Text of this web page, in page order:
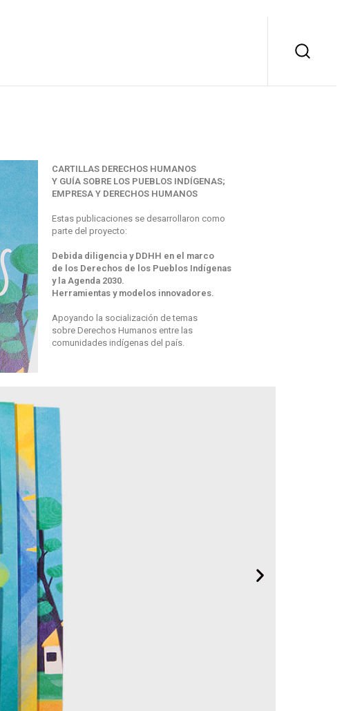
CARTILLAS DERECHOS HUMANOS
Y GUÍA SOBRE LOS PUEBLOS INDÍGENAS;
EMPRESA Y DERECHOS HUMANOS
Estas publicaciones se desarrollaron como
parte del proyecto:
Debida diligencia y DDHH en el marco
de los Derechos de los Pueblos Indígenas
y la Agenda 2030.
Herramientas y modelos innovadores.
Apoyando la socialización de temas
sobre Derechos Humanos entre las
comunidades indígenas del país.